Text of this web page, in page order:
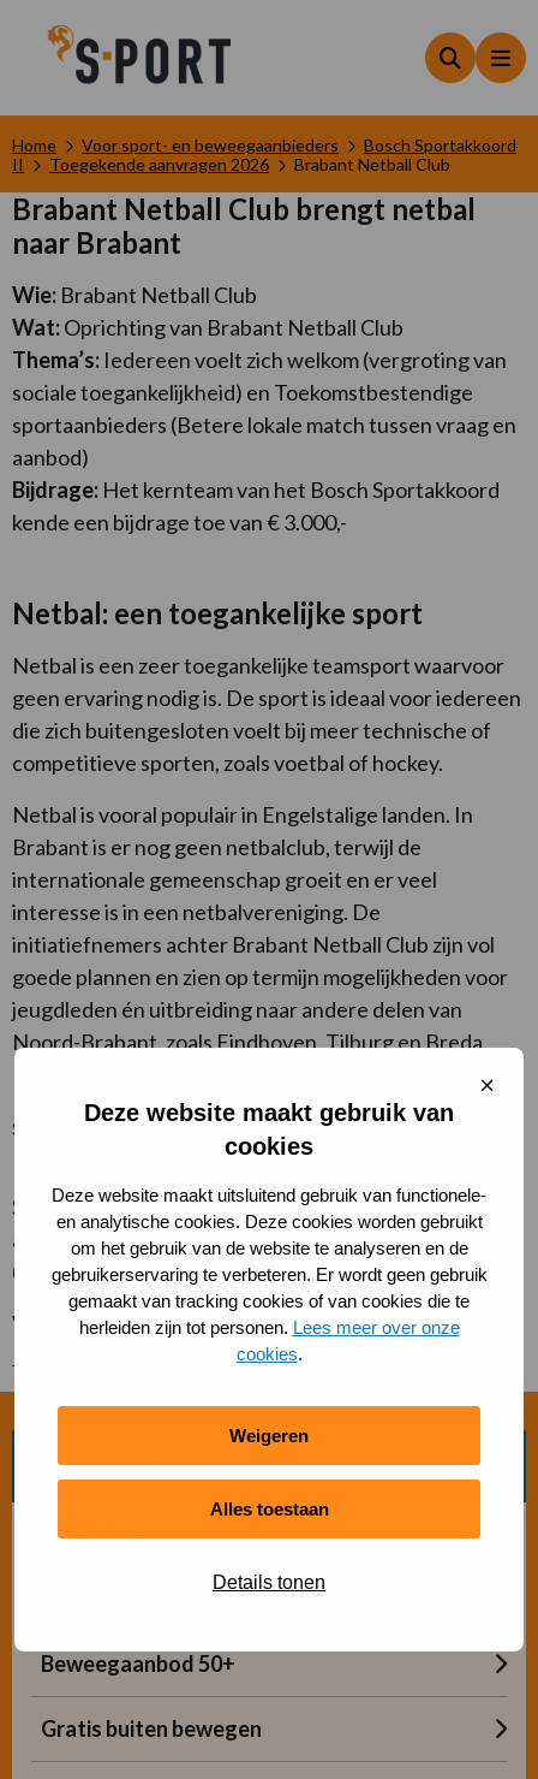
Deze website maakt gebruik van
cookies
Deze website maakt uitsluitend gebruik van functionele-
en analytische cookies. Deze cookies worden gebruikt
om het gebruik van de website te analyseren en de
gebruikerservaring te verbeteren. Er wordt geen gebruik
gemaakt van tracking cookies of van cookies die te
herleiden zijn tot personen. Lees meer over onze
cookies.
Weigeren
Alles toestaan
Details tonen
Sluit
Zoeken
Home Voor sport- en beweegaanbieders
Bosch Sportakkoord
II
Toegekende aanvragen 2026 Brabant Netball Club
Brabant Netball Club brengt netbal
naar Brabant
Wie: Brabant Netball Club
Wat:Oprichting van Brabant Netball Club
Thema’s: Iedereen voelt zich welkom (vergroting van
sociale toegankelijkheid) en Toekomstbestendige
sportaanbieders (Betere lokale match tussen vraag en
aanbod)
Bijdrage: Het kernteam van het Bosch Sportakkoord
kende een bijdrage toe van € 3.000,-
Netbal: een toegankelijke sport
Netbal is een zeer toegankelijke teamsport waarvoor
geen ervaring nodig is. De sport is ideaal voor iedereen
die zich buitengesloten voelt bij meer technische of
competitieve sporten, zoals voetbal of hockey.
Netbal is vooral populair in Engelstalige landen. In
Brabant is er nog geen netbalclub, terwijl de
internationale gemeenschap groeit en er veel
interesse is in een netbalvereniging. De
initiatiefnemers achter Brabant Netball Club zijn vol
goede plannen en zien op termijn mogelijkheden voor
jeugdleden én uitbreiding naar andere delen van
Noord-Brabant, zoals Eindhoven, Tilburg en Breda.
Samenwerkingspartners
Sportfondsen Sportiom, Netball Netherlands Bond,
andere Netball Clubs en Korfbalvereniging Stip
(Rosmalen).
Voor meer informatie verwijzen we je naar de
Facebookpagina van Brabant Netball Club
Zoek beweegvorm
Bosch beweegaanbod
Sporten met beperking
Beweegaanbod 50+
Gratis buiten bewegen